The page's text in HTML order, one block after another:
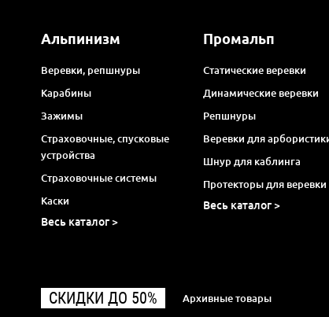
Альпинизм
Веревки, репшнуры
Карабины
Зажимы
Страховочные, спусковые
устройства
Страховочные системы
Каски
Весь каталог >
Промальп
Статические веревки
Динамические веревки
Репшнуры
Веревки для
Шнур для каблинга
Протекторы для веревки
Весь каталог >
СКИДКИ ДО 50% Архивные товары